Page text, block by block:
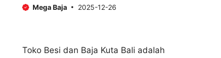
Mega Baja 2025-12-26
Toko Besi dan Baja Kuta Bali adalah